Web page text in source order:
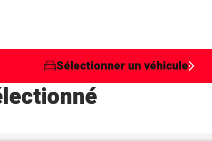
Sélectionner un véhicule